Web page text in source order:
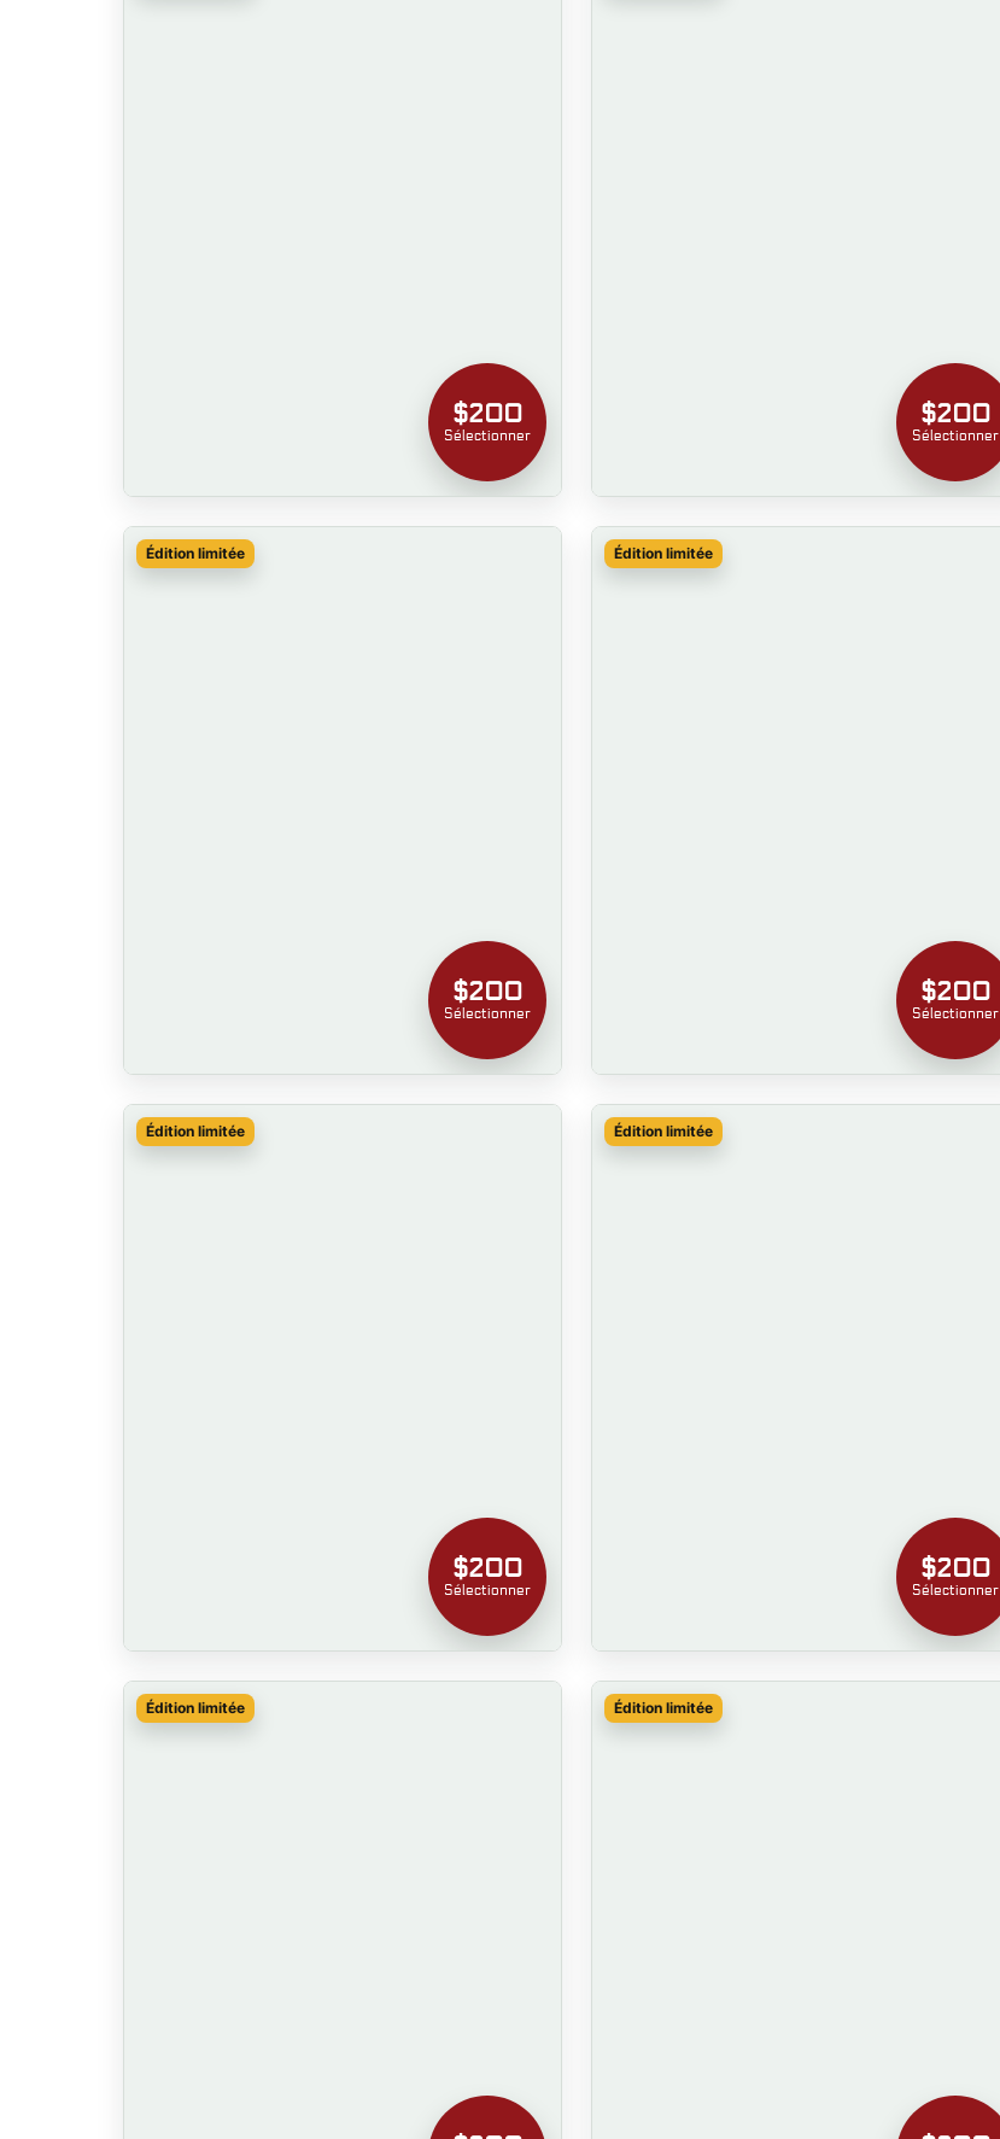
$200
Sélectionner
$200
Sélectionner
Édition limitée
$200
Sélectionner
Édition limitée
$200
Sélectionner
Édition limitée
$200
Sélectionner
Édition limitée
$200
Sélectionner
Édition limitée Édition limitée